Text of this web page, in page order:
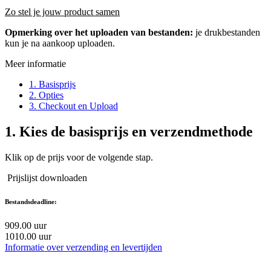
Zo stel je jouw product samen
Opmerking over het uploaden van bestanden: je drukbestanden
kun je na aankoop uploaden.
Meer informatie
1. Basisprijs
2. Opties
3. Checkout en Upload
1. Kies de basisprijs en verzendmethode
Klik op de prijs voor de volgende stap.
Prijslijst downloaden
Bestandsdeadline:
909.00 uur
1010.00 uur
Informatie over verzending en levertijden